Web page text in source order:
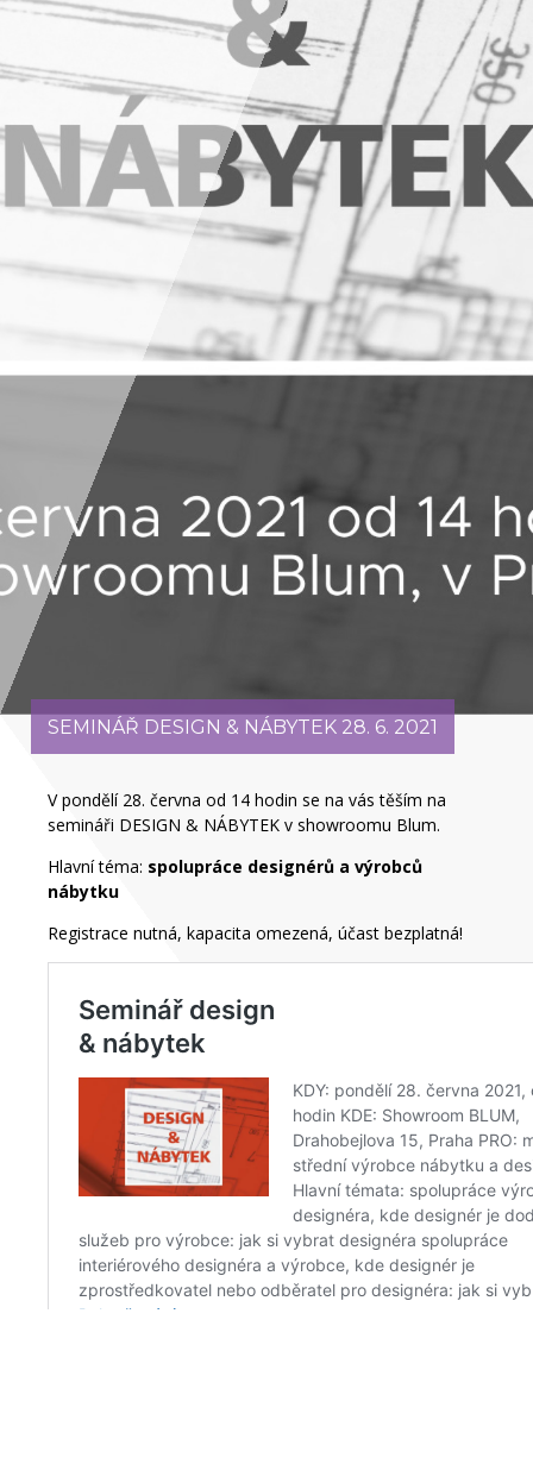
SEMINÁŘ DESIGN & NÁBYTEK 28. 6. 2021
V pondělí 28. června od 14 hodin se na vás těším na
semináři DESIGN & NÁBYTEK v showroomu Blum.
Hlavní téma: spolupráce designérů a výrobců
nábytku
Registrace nutná, kapacita omezená, účast bezplatná!